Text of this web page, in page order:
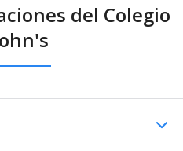
del Colegio